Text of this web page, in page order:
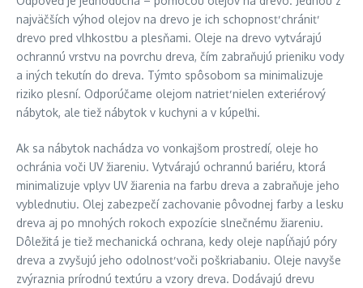
najväčších výhod olejov na drevo je ich schopnosť chrániť
drevo pred vlhkosťou a plesňami. Oleje na drevo vytvárajú
ochrannú vrstvu na povrchu dreva, čím zabraňujú prieniku vody
a iných tekutín do dreva. Týmto spôsobom sa minimalizuje
riziko plesní. Odporúčame olejom natrieť nielen exteriérový
nábytok, ale tiež nábytok v kuchyni a v kúpeľni.
Ak sa nábytok nachádza vo vonkajšom prostredí, oleje ho
ochránia voči UV žiareniu. Vytvárajú ochrannú bariéru, ktorá
minimalizuje vplyv UV žiarenia na farbu dreva a zabraňuje jeho
vyblednutiu. Olej zabezpečí zachovanie pôvodnej farby a lesku
dreva aj po mnohých rokoch expozície slnečnému žiareniu.
Dôležitá je tiež mechanická ochrana, kedy oleje napĺňajú póry
dreva a zvyšujú jeho odolnosť voči poškriabaniu. Oleje navyše
zvýraznia prírodnú textúru a vzory dreva. Dodávajú drevu